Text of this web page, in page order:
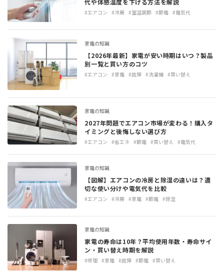
#エアコン #冷房 #室温調節 #節電 #電気代
家電の知識
【2026年最新】家電が安い時期はいつ？製品
別一覧と買い方のコツ
#エアコン #家電 #故障 #洗濯機 #買い替え
家電の知識
2027年問題でエアコン市場が変わる！購入タ
イミングと後悔しない選び方
#エアコン #省エネ #節電 #買い替え #電気代
家電の知識
【図解】エアコンの冷房と除湿の違いは？適
切な使い分けや電気代を比較
#エアコン #冷房 #家電 #節電 #除湿
家電の知識
家電の寿命は10年？平均使用年数・寿命サイ
ン・買い替え時期を解説
#修理 #家電 #故障 #節電 #買い替え